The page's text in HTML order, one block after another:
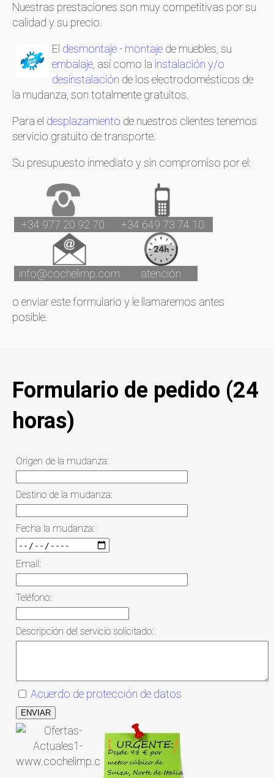
Nuestras prestaciones son muy competitivas por su
calidad y su precio.
El desmontaje - montaje de muebles, su
embalaje , así como la instalación y/o
desinstalación de los electrodomésticos de
la mudanza, son totalmente gratuitos.
Para el desplazamiento de nuestros clientes tenemos
servicio gratuito de transporte.
Su presupuesto inmediato y sin compromiso por el:
+34 977 20 92 70 +34 649 73 74 10
info@cochelimp.com atención
o enviar este formulario y le llamaremos antes
posible.
Formulario de pedido (24
horas)
Origen de la mudanza:
Destino de la mudanza:
Fecha la mudanza:
Email:
Teléfono:
Descripción del servicio solicitado:
Acuerdo de protección de datos
ENVIAR